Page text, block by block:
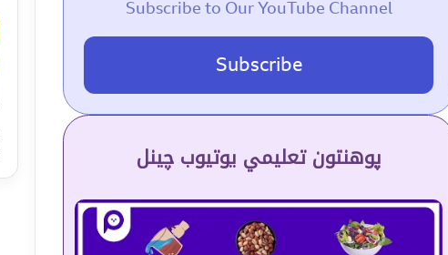
Subscribe to Our YouTube Channel
Subscribe
پوهنتون تعلیمي یوتیوب چینل